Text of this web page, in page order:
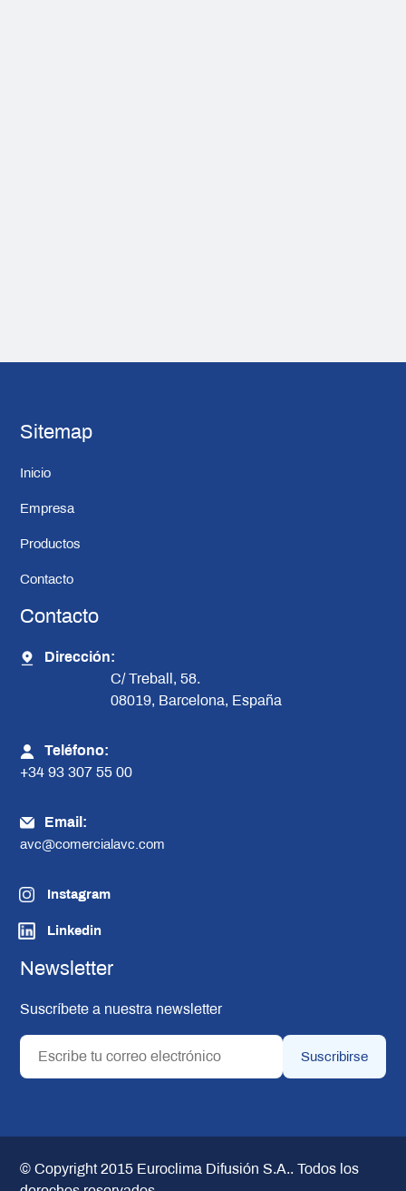
Sitemap
Inicio
Empresa
Productos
Contacto
Contacto
Dirección:
C/ Treball, 58.
08019, Barcelona, España
Teléfono:
+34 93 307 55 00
Email:
avc@comercialavc.com
Instagram
Linkedin
Newsletter
Suscríbete a nuestra newsletter
© Copyright 2015 Euroclima Difusión S.A.. Todos los